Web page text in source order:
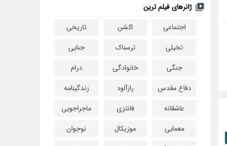
ژانرهای فیلم ترین
اجتماعی
اکشن
تاریخی
تخیلی
ترسناک
جنایی
جنگی
خانوادگی
درام
دفاع مقدس
رازآلود
زندگینامه
عاشقانه
فانتزی
ماجراجویی
معمایی
موزیکال
نوجوان